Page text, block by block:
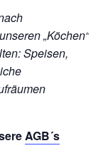
„Köchen“
Speisen,
AGB´s